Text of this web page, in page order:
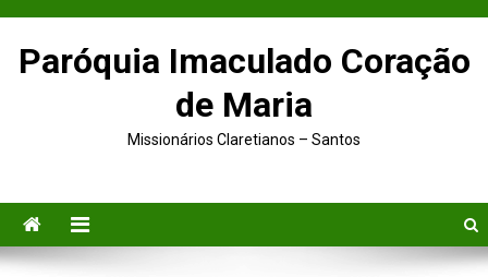
Paróquia Imaculado Coração
de Maria
Missionários Claretianos – Santos